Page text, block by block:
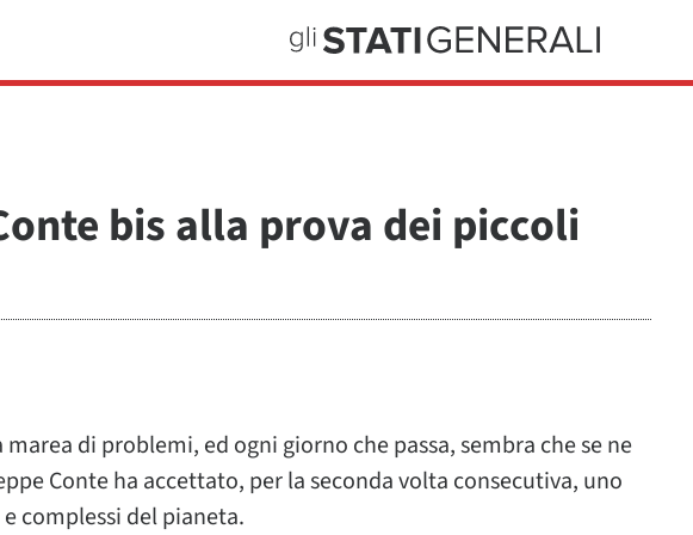
bis alla prova dei piccoli
marea di problemi, ed ogni giorno che passa, sembra che se ne
Conte ha accettato, per la seconda volta consecutiva, uno
complessi del pianeta.